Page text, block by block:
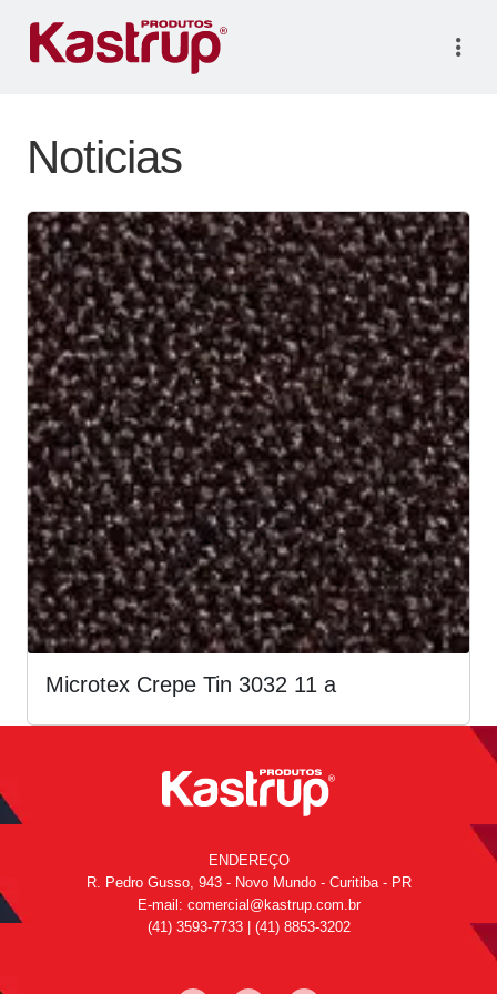
Noticias
Microtex Crepe Tin 3032 11 a
ENDEREÇO
R. Pedro Gusso, 943 - Novo Mundo - Curitiba - PR
E-mail: comercial@kastrup.com.br
(41) 3593-7733 | (41) 8853-3202